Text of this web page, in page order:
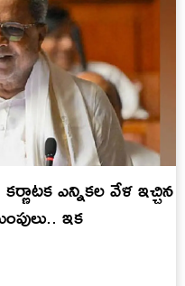
ఎన్నికల వేళ ఇచ్చిన
ఇక